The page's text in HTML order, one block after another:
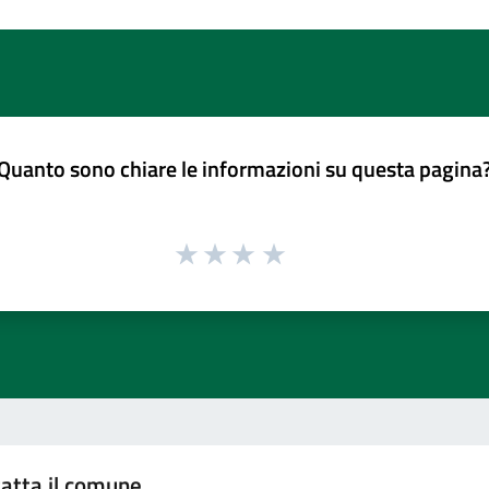
sono chiare le informazioni su questa